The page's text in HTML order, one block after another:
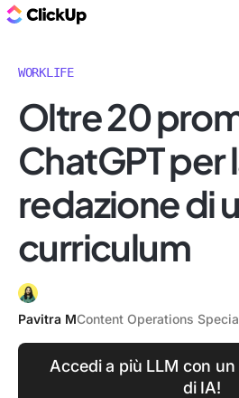
WORKLIFE
Oltre 20
ChatGPT per
redazione di
curriculum
Pavitra MContent Operations
Accedi a più LLM con
di IA!